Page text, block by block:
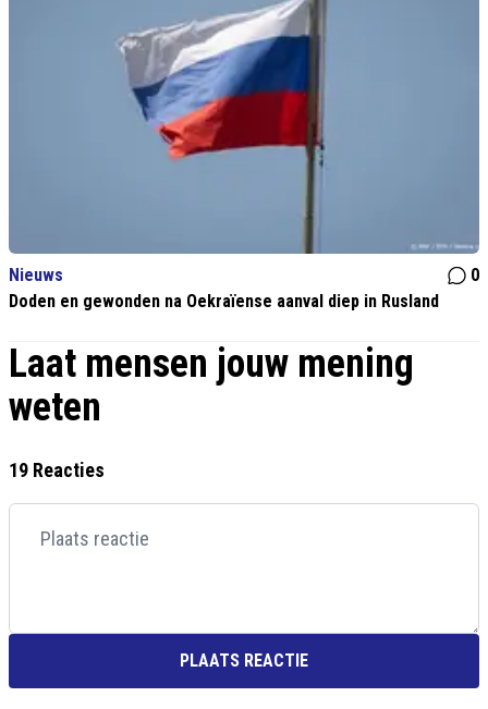
Nieuws
0
Doden en gewonden na Oekraïense aanval diep in Rusland
Laat mensen jouw mening
weten
19 Reacties
PLAATS REACTIE